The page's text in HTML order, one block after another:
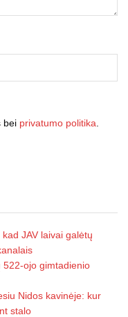
bei privatumo politika
JAV laivai galėtų
522-ojo gimtadienio
Nidos kavinėje: kur
stalo